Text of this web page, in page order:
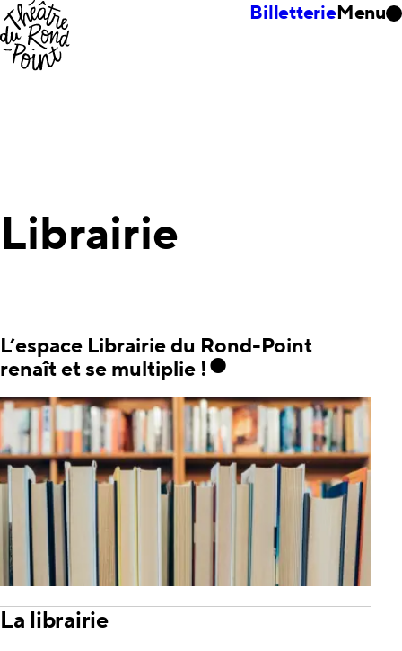
BilletterieMenu
Librairie
L’espace Librairie du Rond-Point
renaît et se multiplie !
La librairie